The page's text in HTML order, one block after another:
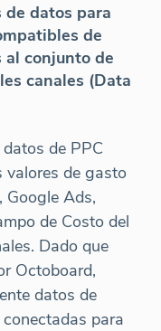
datos para
de
conjunto de
canales (Data
de PPC
valores de gasto
Google Ads,
de Costo del
Dado que
Octoboard,
datos de
para